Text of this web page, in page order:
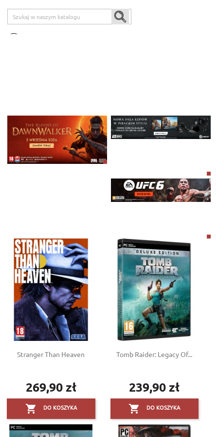
Stranger Than Heaven
Cena
269,90 zł
 DO KOSZYKA
Tomb Raider: Legacy Of...
Cena
239,90 zł
 DO KOSZYKA